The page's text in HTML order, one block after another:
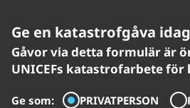
Ge en katastrofgåva
Gåvor via detta formulär är
UNICEFs katastrofarbete för
Ge som: PRIVATPERSON